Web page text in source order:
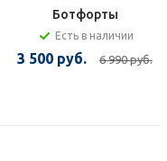
Ботфорты
Есть в наличии
3 500 руб. 6 990 руб.